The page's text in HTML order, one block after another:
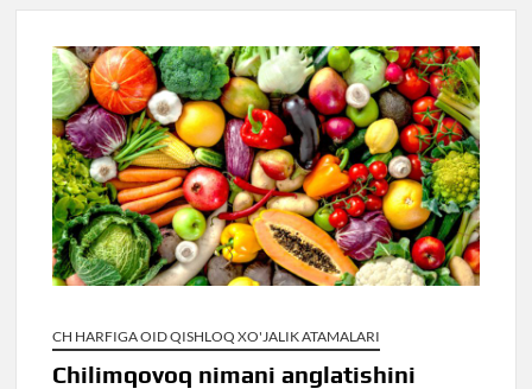
CH HARFIGA OID QISHLOQ XO'JALIK ATAMALARI
Chilimqovoq nimani anglatishini